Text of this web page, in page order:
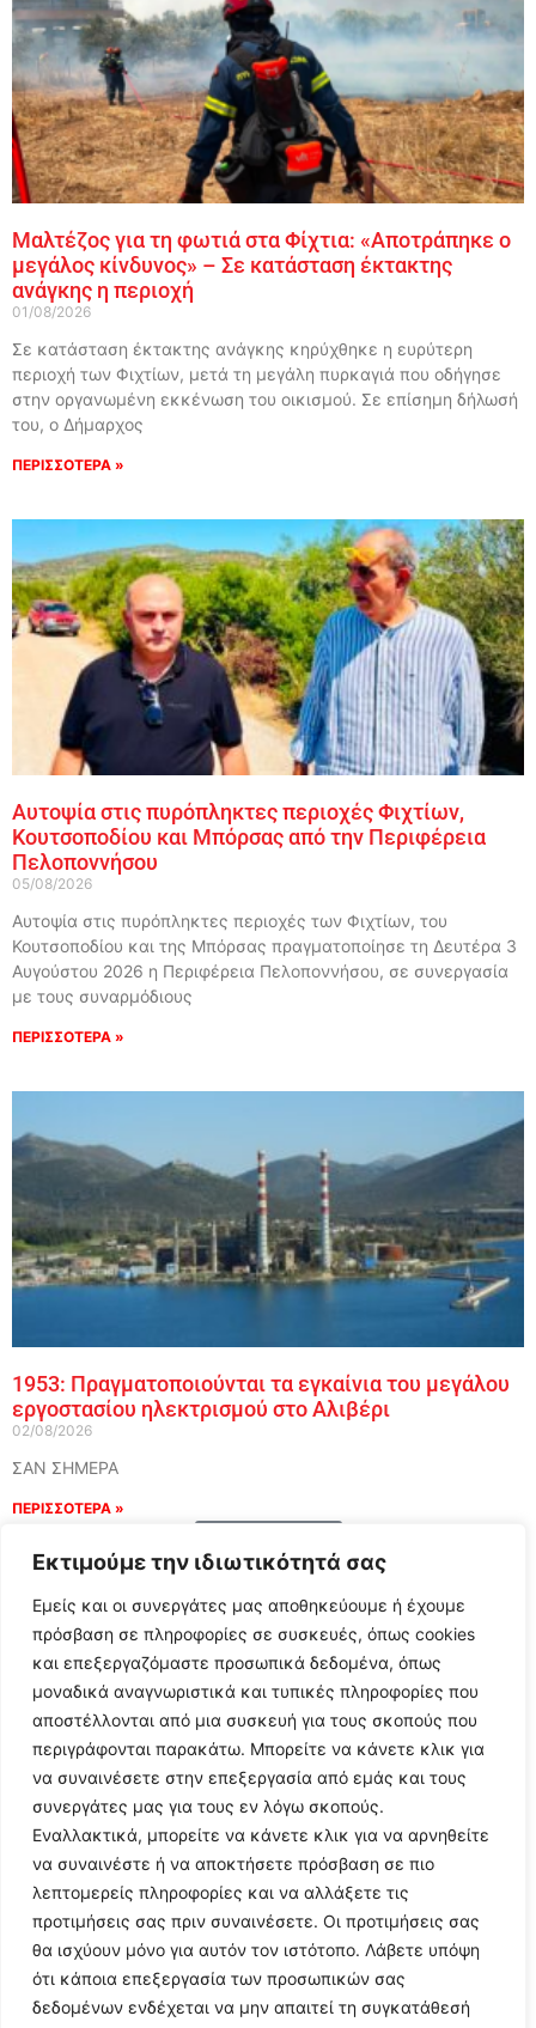
Εκτιμούμε την ιδιωτικότητά σας
Εμείς και οι συνεργάτες μας αποθηκεύουμε ή έχουμε
πρόσβαση σε πληροφορίες σε συσκευές, όπως cookies
και επεξεργαζόμαστε προσωπικά δεδομένα, όπως
μοναδικά αναγνωριστικά και τυπικές πληροφορίες που
αποστέλλονται από μια συσκευή για τους σκοπούς που
περιγράφονται παρακάτω. Μπορείτε να κάνετε κλικ για
να συναινέσετε στην επεξεργασία από εμάς και τους
συνεργάτες μας για τους εν λόγω σκοπούς.
Εναλλακτικά, μπορείτε να κάνετε κλικ για να αρνηθείτε
να συναινέστε ή να αποκτήσετε πρόσβαση σε πιο
λεπτομερείς πληροφορίες και να αλλάξετε τις
προτιμήσεις σας πριν συναινέσετε. Οι προτιμήσεις σας
θα ισχύουν μόνο για αυτόν τον ιστότοπο. Λάβετε υπόψη
ότι κάποια επεξεργασία των προσωπικών σας
δεδομένων ενδέχεται να μην απαιτεί τη συγκατάθεσή
Μαλτέζος για τη φωτιά στα Φίχτια: «Αποτράπηκε ο
μεγάλος κίνδυνος» – Σε κατάσταση έκτακτης
ανάγκης η περιοχή
01/08/2026
Σε κατάσταση έκτακτης ανάγκης κηρύχθηκε η ευρύτερη
περιοχή των Φιχτίων, μετά τη μεγάλη πυρκαγιά που οδήγησε
στην οργανωμένη εκκένωση του οικισμού. Σε επίσημη δήλωσή
του, ο Δήμαρχος
ΠΕΡΙΣΣΟΤΕΡΑ »
Αυτοψία στις πυρόπληκτες περιοχές Φιχτίων,
Κουτσοποδίου και Μπόρσας από την Περιφέρεια
Πελοποννήσου
05/08/2026
Αυτοψία στις πυρόπληκτες περιοχές των Φιχτίων, του
Κουτσοποδίου και της Μπόρσας πραγματοποίησε τη Δευτέρα 3
Αυγούστου 2026 η Περιφέρεια Πελοποννήσου, σε συνεργασία
με τους συναρμόδιους
ΠΕΡΙΣΣΟΤΕΡΑ »
1953: Πραγματοποιούνται τα εγκαίνια του μεγάλου
εργοστασίου ηλεκτρισμού στο Αλιβέρι
02/08/2026
ΣΑΝ ΣΗΜΕΡΑ
ΠΕΡΙΣΣΟΤΕΡΑ »
Follow Us
© 2024 All Rights Reserved